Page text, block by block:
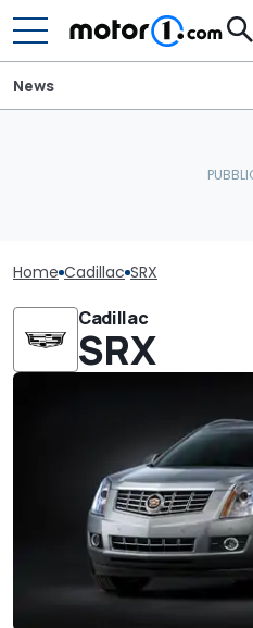
News
Home Cadillac SRX
Cadillac
SRX